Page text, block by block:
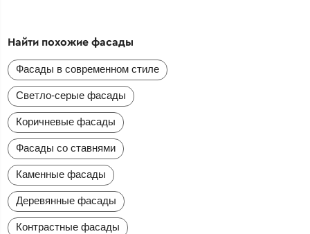
Найти похожие фасады
Фасады в современном стиле
Светло-серые фасады
Коричневые фасады
Фасады со ставнями
Каменные фасады
Деревянные фасады
Контрастные фасады